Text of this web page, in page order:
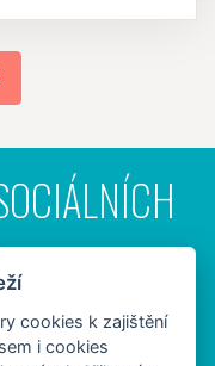
cookies k zajištění
i cookies